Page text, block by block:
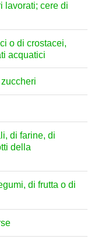
lavorati; cere di
o di crostacei,
acquatici
di farine, di
della
di frutta o di